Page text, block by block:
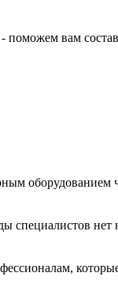
вам
специалистов